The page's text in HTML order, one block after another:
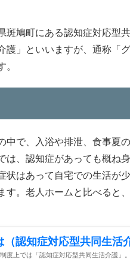
鳩町にある認知症対応型
護」といいますが、通称「
。
中で、入浴や排泄、食事夏
は、認知症があっても概ね
状はあって自宅での生活が
す。老人ホームと比べると
認知症対応型共同生活
度上では「認知症対応型共同生活介護